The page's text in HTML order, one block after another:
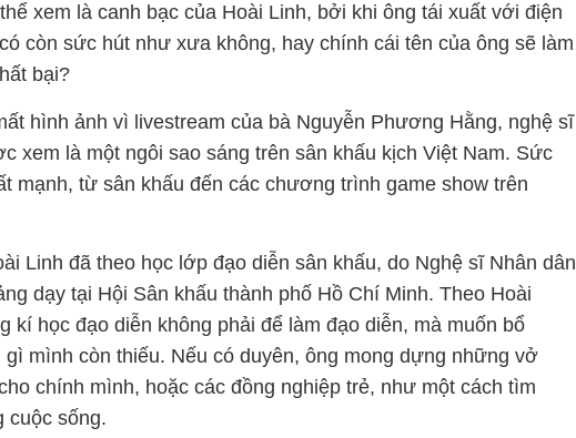
xem là canh bạc của Hoài Linh, bởi khi ông tái xuất với điện
còn sức hút như xưa không, hay chính cái tên của ông sẽ làm
bại?
hình ảnh vì livestream của bà Nguyễn Phương Hằng, nghệ sĩ
xem là một ngôi sao sáng trên sân khấu kịch Việt Nam. Sức
mạnh, từ sân khấu đến các chương trình game show trên
Linh đã theo học lớp đạo diễn sân khấu, do Nghệ sĩ Nhân dân
dạy tại Hội Sân khấu thành phố Hồ Chí Minh. Theo Hoài
kí học đạo diễn không phải để làm đạo diễn, mà muốn bổ
gì mình còn thiếu. Nếu có duyên, ông mong dựng những vở
chính mình, hoặc các đồng nghiệp trẻ, như một cách tìm
cuộc sống.